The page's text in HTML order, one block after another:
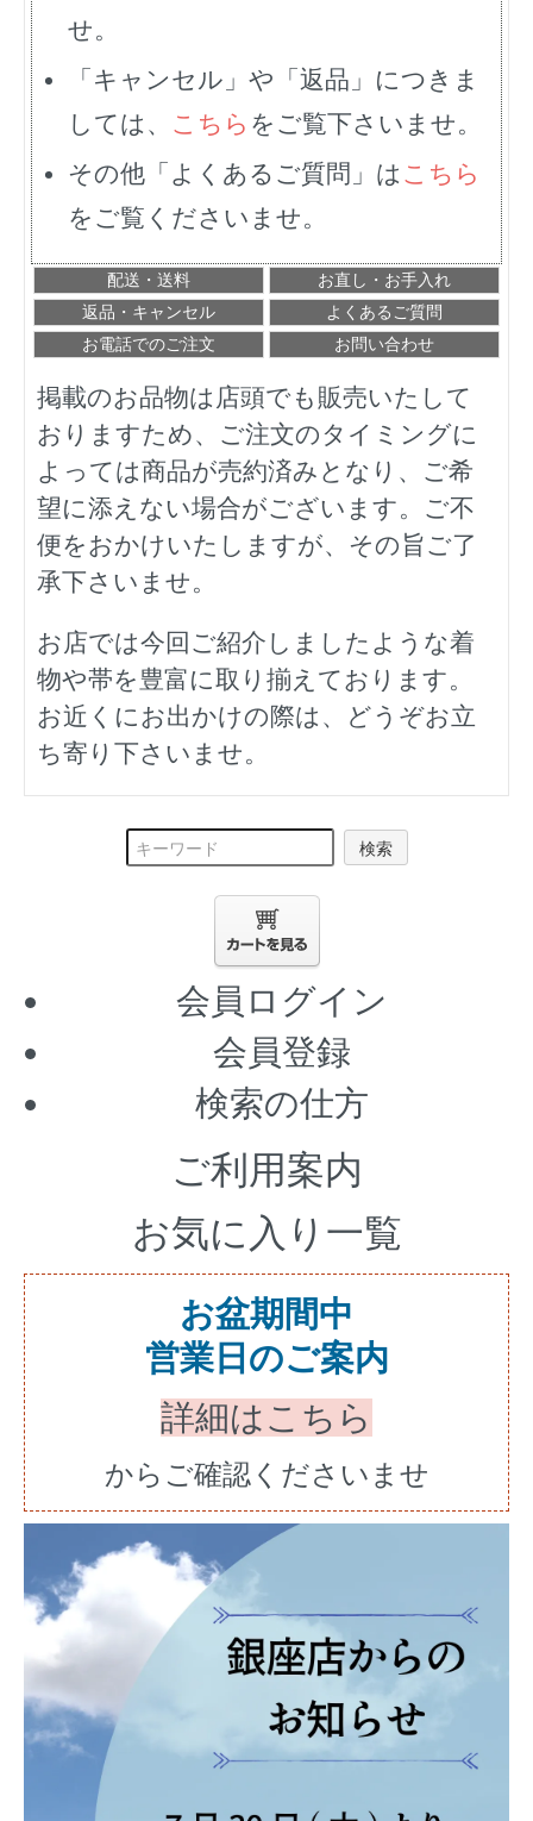
せ。
「キャンセル」や「返品」につきま
しては、 こちら をご覧下さいませ。
その他「よくあるご質問」は こちら
をご覧くださいませ。
配送・送料
お直し・お手入れ
返品・キャンセル
よくあるご質問
お電話でのご注文
お問い合わせ
掲載のお品物は店頭でも販売いたして
おりますため、ご注文のタイミングに
よっては商品が売約済みとなり、ご希
望に添えない場合がございます。ご不
便をおかけいたしますが、その旨ご了
承下さいませ。
お店では今回ご紹介しましたような着
物や帯を豊富に取り揃えております。
お近くにお出かけの際は、どうぞお立
ち寄り下さいませ。
検索
会員ログイン
会員登録
検索の仕方
ご利用案内
お気に入り一覧
お盆期間中
営業日のご案内
詳細はこちら
からご確認くださいませ